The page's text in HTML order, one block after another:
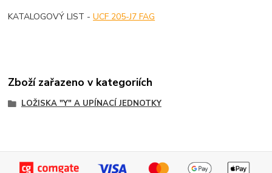
KATALOGOVÝ LIST -UCF 205-J7 FAG
Zboží zařazeno v kategoriích
LOŽISKA "Y" A UPÍNACÍ JEDNOTKY